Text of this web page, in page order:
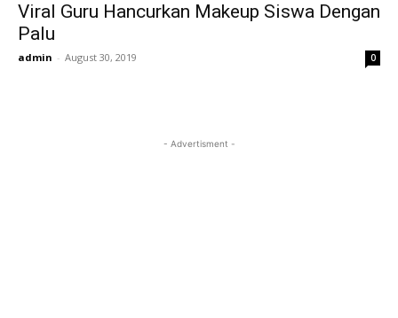
Viral Guru Hancurkan Makeup Siswa Dengan
Palu
admin - August 30, 2019 0
- Advertisment -